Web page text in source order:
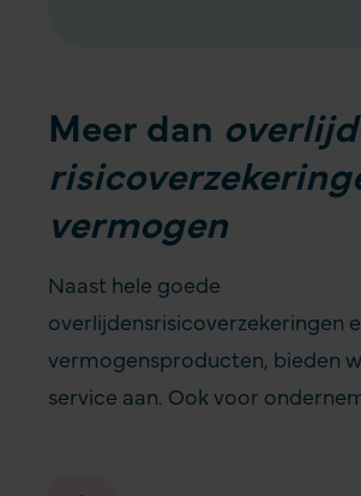
Meer dan
vermogen
Naast hele goede
overlijdensrisicoverzekeringen
vermogensproducten, bieden
service aan. Ook voor